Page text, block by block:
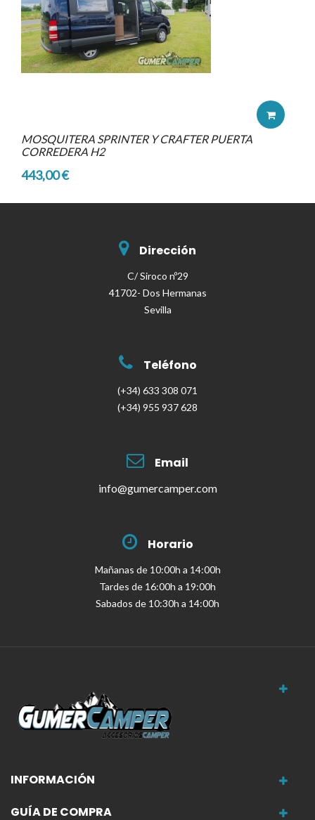
MOSQUITERA SPRINTER Y CRAFTER PUERTA
CORREDERA H2
443,00 €
Dirección
C/ Siroco nº29
41702- Dos Hermanas
Sevilla
Teléfono
(+34) 633 308 071
(+34) 955 937 628
Email
info@gumercamper.com
Horario
Mañanas de 10:00h a 14:00h
Tardes de 16:00h a 19:00h
Sabados de 10:30h a 14:00h
INFORMACIÓN
GUÍA DE COMPRA